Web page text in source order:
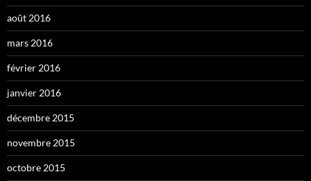
août 2016
mars 2016
février 2016
janvier 2016
décembre 2015
novembre 2015
octobre 2015